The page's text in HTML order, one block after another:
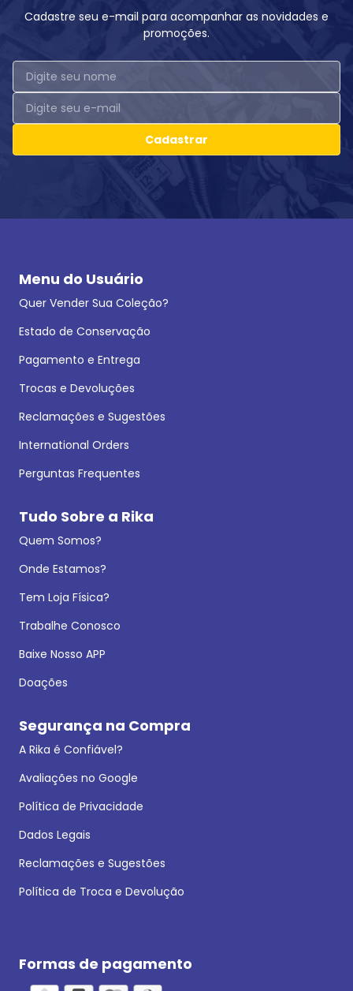
Cadastre seu e-mail para acompanhar as novidades e
promoções.
Cadastrar
Menu do Usuário
Quer Vender Sua Coleção?
Estado de Conservação
Pagamento e Entrega
Trocas e Devoluções
Reclamações e Sugestões
International Orders
Perguntas Frequentes
Tudo Sobre a Rika
Quem Somos?
Onde Estamos?
Tem Loja Física?
Trabalhe Conosco
Baixe Nosso APP
Doações
Segurança na Compra
A Rika é Confiável?
Avaliações no Google
Política de Privacidade
Dados Legais
Reclamações e Sugestões
Política de Troca e Devolução
Formas de pagamento